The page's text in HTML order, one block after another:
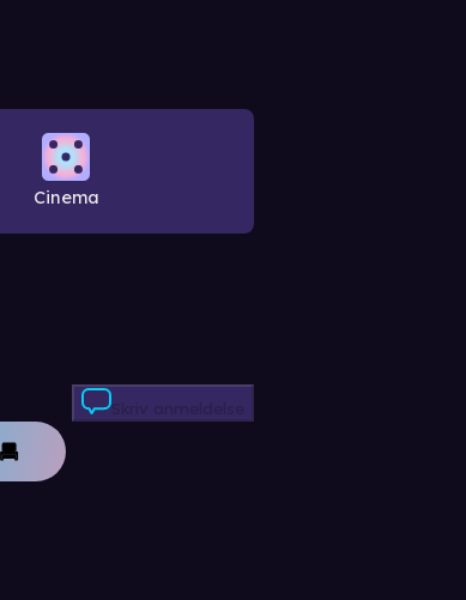
Cinema
Skriv anmeldelse